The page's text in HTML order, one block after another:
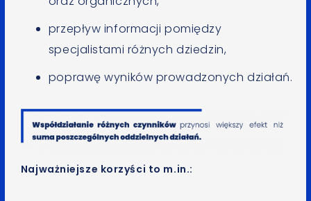
przepływ informacji pomiędzy
specjalistami różnych dziedzin,
poprawę wyników prowadzonych działań.
Najważniejsze korzyści to m.in.: